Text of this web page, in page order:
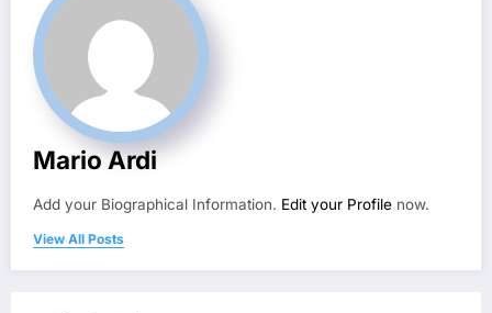
Mario Ardi
Add your Biographical Information. Edit your Profile now.
View All Posts